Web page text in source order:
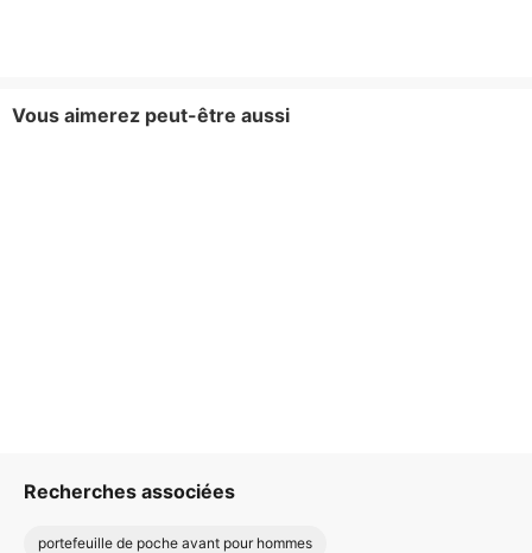
Vous aimerez peut-être aussi
Recherches associées
portefeuille de poche avant pour hommes